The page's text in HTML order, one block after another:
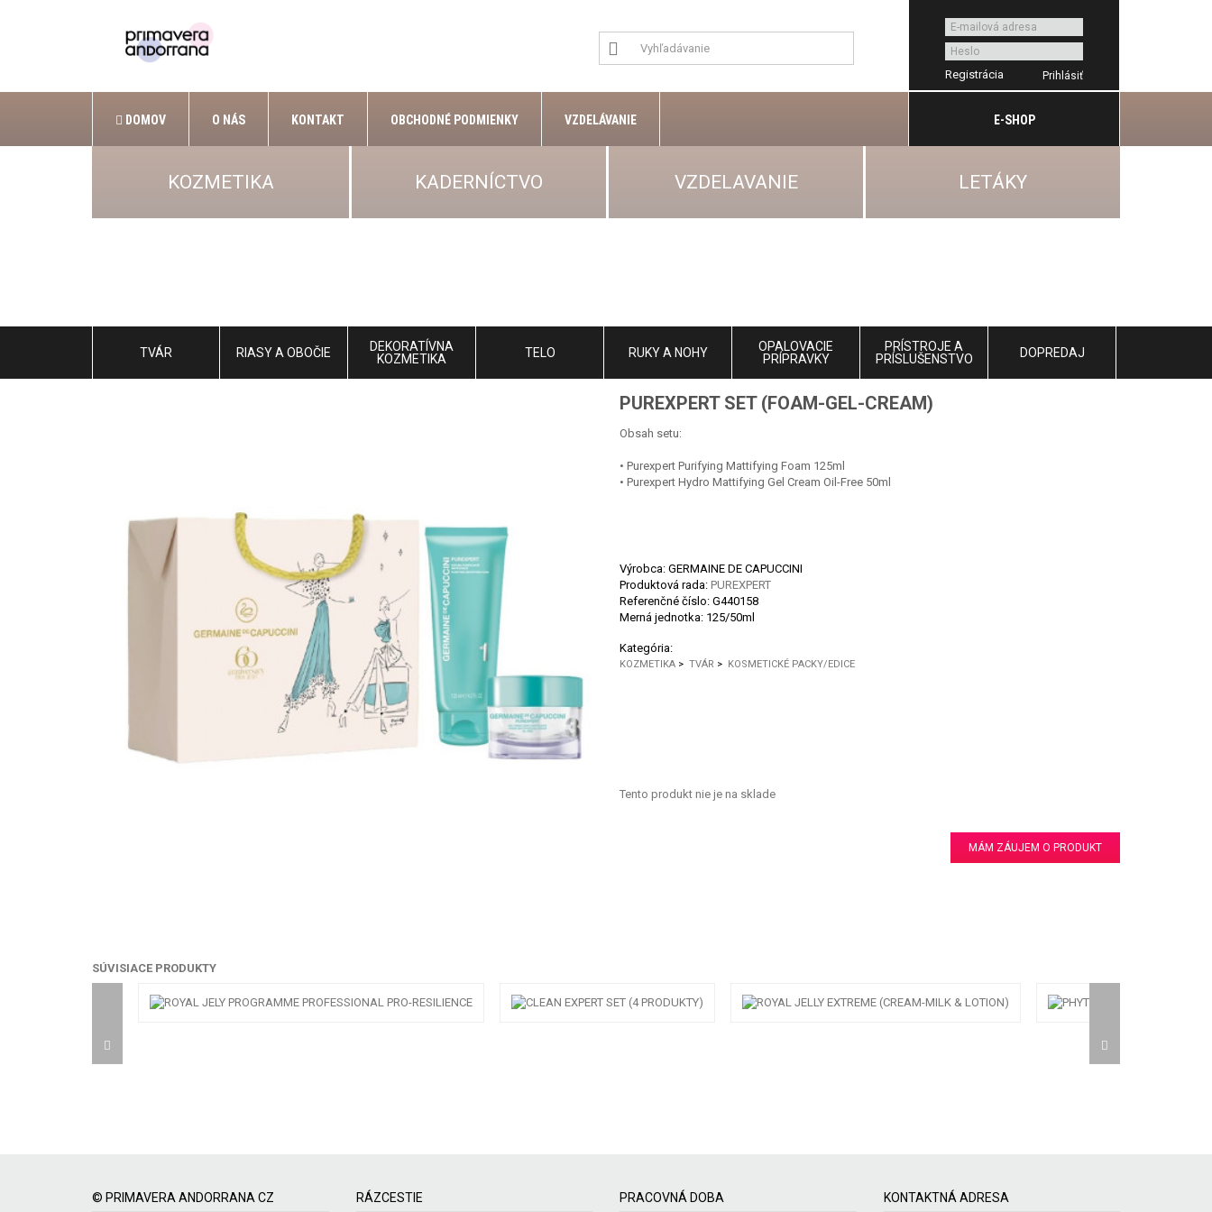
Registrácia
DOMOV O NÁS KONTAKT OBCHODNÉ PODMIENKY VZDELÁVANIE E-SHOP
KOZMETIKA KADERNÍCTVO VZDELAVANIE LETÁKY
TVÁR RIASY A OBOČIE
DEKORATÍVNA
KOZMETIKA
TELO RUKY A NOHY
OPALOVACIE
PRÍPRAVKY
PRÍSTROJE A
PRÍSLUŠENSTVO
DOPREDAJ
PUREXPERT SET (FOAM-GEL-CREAM)
Obsah setu:
• Purexpert Purifying Mattifying Foam 125ml
• Purexpert Hydro Mattifying Gel Cream Oil-Free 50ml
Výrobca: GERMAINE DE CAPUCCINI
Produktová rada: PUREXPERT
Referenčné číslo: G440158
Merná jednotka: 125/50ml
Kategória:
KOZMETIKA > TVÁR > KOSMETICKÉ PACKY/EDICE
Tento produkt nie je na sklade
MÁM ZÁUJEM O PRODUKT
SÚVISIACE PRODUKTY
© PRIMAVERA ANDORRANA CZ RÁZCESTIE PRACOVNÁ DOBA KONTAKTNÁ ADRESA